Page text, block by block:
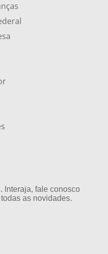
Interaja, fale conosco
as novidades.